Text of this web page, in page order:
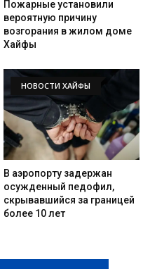
Пожарные установили
вероятную причину
возгорания в жилом доме
Хайфы
НОВОСТИ ХАЙФЫ
В аэропорту задержан
осужденный педофил,
скрывавшийся за границей
более 10 лет